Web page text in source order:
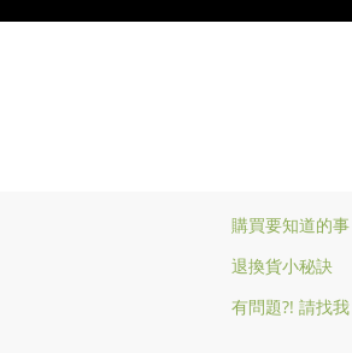
購買要知道的事
退換貨小秘訣
有問題?! 請找我